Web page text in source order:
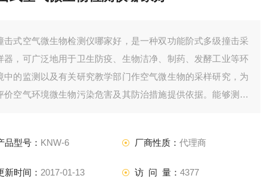
击式空气微生物检测仪哪家好，是一种双功能阶式多级撞击采
器，可广泛地用于卫生防疫、生物洁净、制药、发酵工业等环
中的监测以及有关研究教学部门作空气微生物的采样研究，为
价空气环境微生物污染危害及其防治措施提供依据。能够测定
击器组成。
品型号： KNW-6 厂商性质： 代理商
新时间： 2017-01-13 访 问 量： 4377